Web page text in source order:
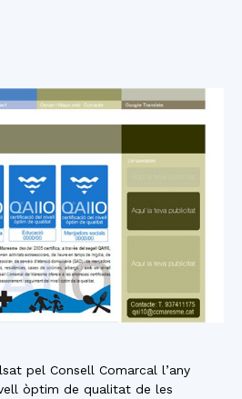
pel Consell Comarcal l’any
òptim de qualitat de les